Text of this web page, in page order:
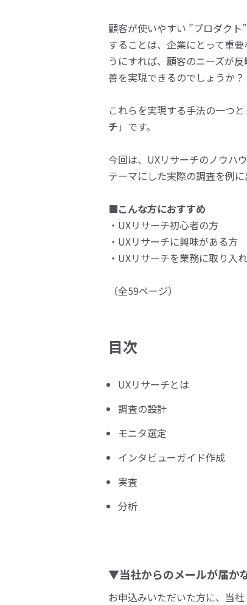
顧客が使いやすい ”プロダク
することは、企業にとって重
うにすれば、顧客のニーズが
善を実現できるのでしょうか？
これらを実現する手法の一つ
チ 」です。
今回は、UXリサーチのノウハ
テーマにした実際の調査を例
■こんな方におすすめ
・UXリサーチ初心者の方
・UXリサーチに興味がある方
・UXリサーチを業務に取り入
（全59ページ）
目次
UXリサーチとは
調査の設計
モニタ選定
インタビューガイド作成
実査
分析
▼当社からのメールが届か
お申込みいただいた方に、当